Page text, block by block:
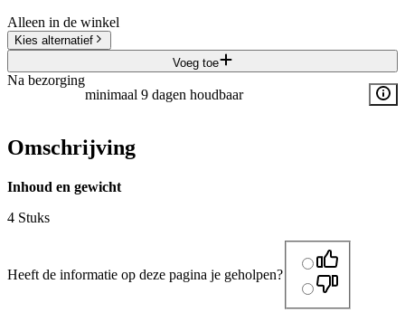
Alleen in de winkel
Kies alternatief
Voeg toe
Na bezorging
minimaal 9 dagen houdbaar
Omschrijving
Inhoud en gewicht
4 Stuks
Heeft de informatie op deze pagina je geholpen?